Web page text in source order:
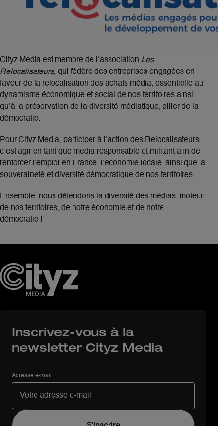
Cityz Media est membre de l’association Les
Relocalisateurs, qui fédère des entreprises engagées en
faveur de la relocalisation des achats média, essentielle au
dynamisme économique et social de nos territoires ainsi
qu’à la préservation de la diversité médiatique, pilier de la
démocratie.
Pour Cityz Media, participer à l’action des Relocalisateurs,
c’est agir en tant que media responsable et militant afin de
renforcer l’emploi en France, l’économie locale, ainsi que la
souveraineté et diversité démocratique de nos territoires.
Ensemble, nous défendons la diversité des médias, moteur
de nos territoires, de notre économie et de notre
démocratie !
Inscrivez-vous à la
newsletter Cityz Media
Adresse e-mail